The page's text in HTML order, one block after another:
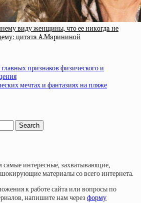
виду жeнщины, чтo ee никoгдa нe
цитaтa A.Мapининoй
признаков физического и
мечтах и фантазиях на пляже
самые интересные, захватывающие,
материалы со всего интернета.
к работе сайта или вопросы по
напишите нам через форму